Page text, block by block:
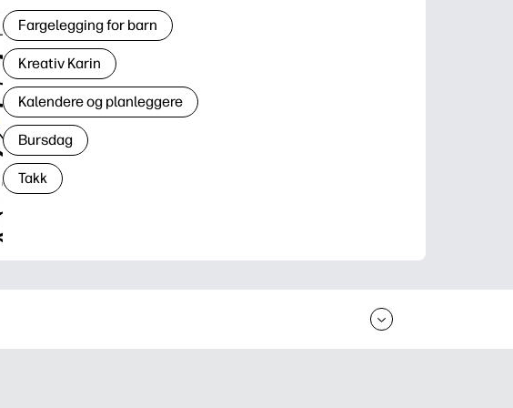
Fargelegging for barn
Kreativ Karin
Kalendere og planleggere
Bursdag
Takk